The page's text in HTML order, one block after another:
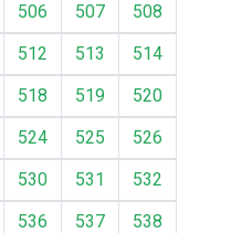
506 507
508
512 513
514
518 519
520
524 525
526
530 531
532
536 537
538